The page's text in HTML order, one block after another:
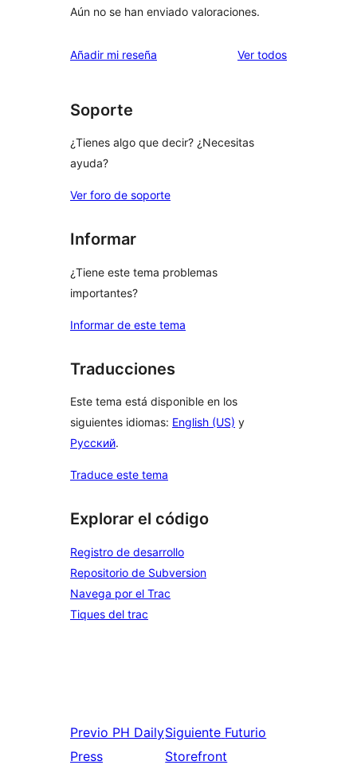
Aún no se han enviado valoraciones.
Añadir mi reseña Ver todoslos
Soporte
¿Tienes algo que decir? ¿Necesitas
ayuda?
Ver foro de soporte
Informar
¿Tiene este tema problemas
importantes?
Informar de este tema
Traducciones
Este tema está disponible en los
siguientes idiomas: English (US) y
Русский.
Traduce este tema
Explorar el código
Registro de desarrollo
Repositorio de Subversion
Navega por el Trac
Tiques del trac
Previo PH Daily
Press
Siguiente Futurio
Storefront